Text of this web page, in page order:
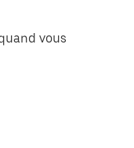
vous